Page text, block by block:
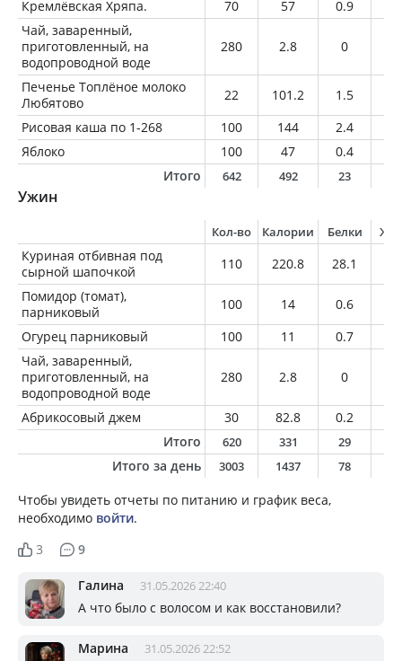
Кремлёвская Хряпа.
70 57 0.9
Чай, заваренный,
приготовленный, на
водопроводной воде
280 2.8 0
Печенье Топлёное молоко
Любятово
22 101.2 1.5
Рисовая каша по 1-268
100 144 2.4
Яблоко
100 47 0.4
Итого
642 492 23
Ужин
Кол-во Калории Белки
Куриная отбивная под
сырной шапочкой
110 220.8 28.1
Помидор (томат),
парниковый
100 14 0.6
Огурец парниковый
100 11 0.7
Чай, заваренный,
приготовленный, на
водопроводной воде
280 2.8 0
Абрикосовый джем 30 82.8 0.2
Итого
620 331 29
Итого за день 3003 1437 78
Чтобы увидеть отчеты по питанию и график веса,
необходимо войти.
3
9
Галина 31.05.2026 22:40
А что было с волосом и как восстановили?
Марина 31.05.2026 22:52